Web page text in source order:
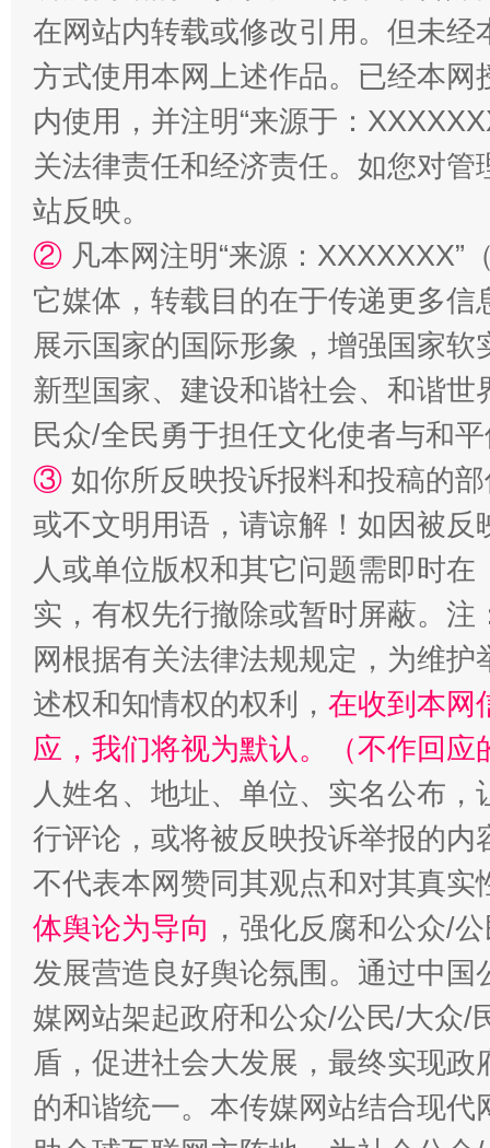
站台名比不上好声名
漫山遍野的桃花与雪山、麦地、白藏房 除
在网站内转载或修改引用。但未
方式使用本网上述作品。已经本
内使用，并注明“来源于：
关法律责任和经济责任。如您对
站反映。
② 凡本网注明“来源：
它媒体，转载目的在于传递更多
展示国家的国际形象，增强国家
新型国家、建设和谐社会、和谐
民众/全民勇于担任文化使者与和
③ 如你所反映投诉报料和投稿的
或不文明用语，请谅解！如因被
人或单位版权和其它问题需即时在
实，有权先行撤除或暂时屏蔽。
网根据有关法律法规规定，为维
述权和知情权的权利， 在收到本网
应，我们将视为默认。（不作回应
人姓名、地址、单位、实名公布
行评论，或将被反映投诉举报的
不代表本网赞同其观点和对其真实
体舆论为导向 ，强化反腐和公众/
发展营造良好舆论氛围。通过中
媒网站架起政府和公众/公民/大众/
盾，促进社会大发展，最终实现
的和谐统一。本传媒网站结合现